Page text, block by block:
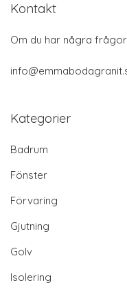
Kontakt
Om du har några
Kategorier
Badrum
Fönster
Förvaring
Gjutning
Golv
Isolering